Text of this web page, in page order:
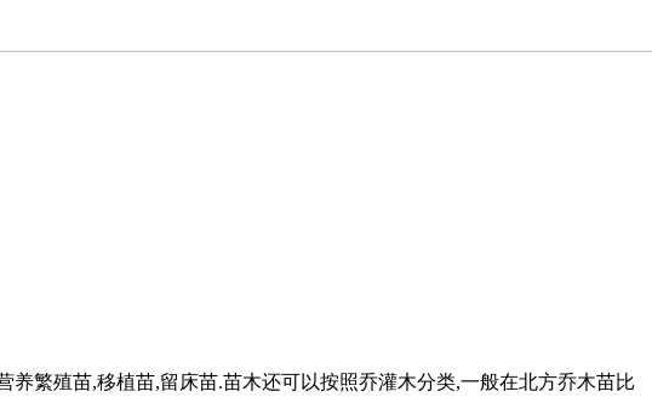
繁殖苗,移植苗,留床苗.苗木还可以按照乔灌木分类,一般在北方乔木苗比